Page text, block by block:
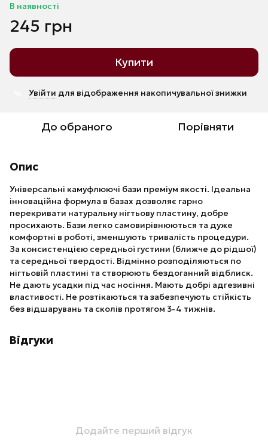
В наявності
245 грн
Купити
Увійти для відображення накопичувальної знижки
До обраного Порівняти
Опис
Універсальні камуфлюючі бази преміум якості. Ідеальна
інноваційна формула в базах дозволяє гарно
перекривати натуральну нігтьову пластину, добре
просихають. Бази легко самовирівнюються та дуже
комфортні в роботі, зменшують тривалість процедури.
За консистенцією середньої густини (ближче до рідшої)
та середньої твердості. Відмінно розподіляються по
нігтьовій пластині та створюють бездоганний відблиск.
Не дають усадки під час носіння. Мають добрі адгезивні
властивості. Не розтікаються та забезпечують стійкість
без відшарувань та сколів протягом 3-4 тижнів.
Відгуки
Додайте перший відгук